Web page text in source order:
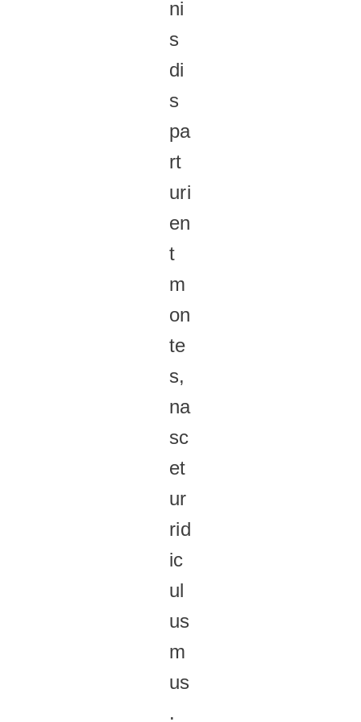
ni
s
di
s
pa
rt
uri
en
t
m
on
te
s,
na
sc
et
ur
rid
ic
ul
us
m
us
.